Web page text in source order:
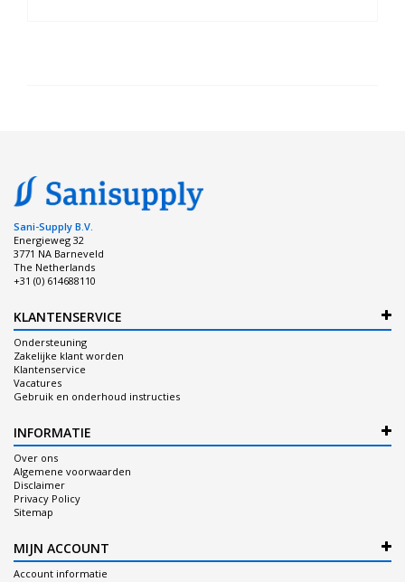
Sani-Supply B.V.
Energieweg 32
3771 NA Barneveld
The Netherlands
+31 (0) 614688110
KLANTENSERVICE
Ondersteuning
Zakelijke klant worden
Klantenservice
Vacatures
Gebruik en onderhoud instructies
INFORMATIE
Over ons
Algemene voorwaarden
Disclaimer
Privacy Policy
Sitemap
MIJN ACCOUNT
Account informatie